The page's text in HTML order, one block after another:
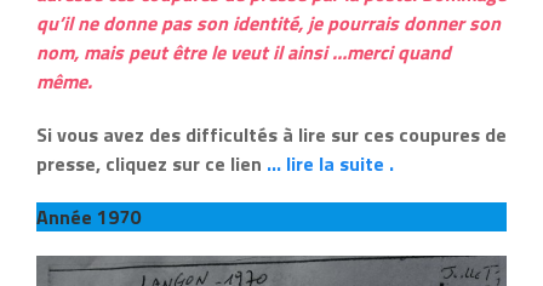
qu’il ne donne pas son identité, je pourrais donner son
nom, mais peut être le veut il ainsi …merci quand
même.
Si vous avez des difficultés à lire sur ces coupures de
presse, cliquez sur ce lien … lire la suite .
Année 1970